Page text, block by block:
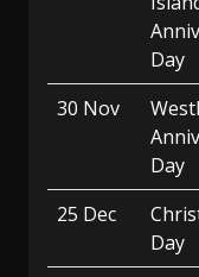
Day
30 Nov
Day
25 Dec
Day